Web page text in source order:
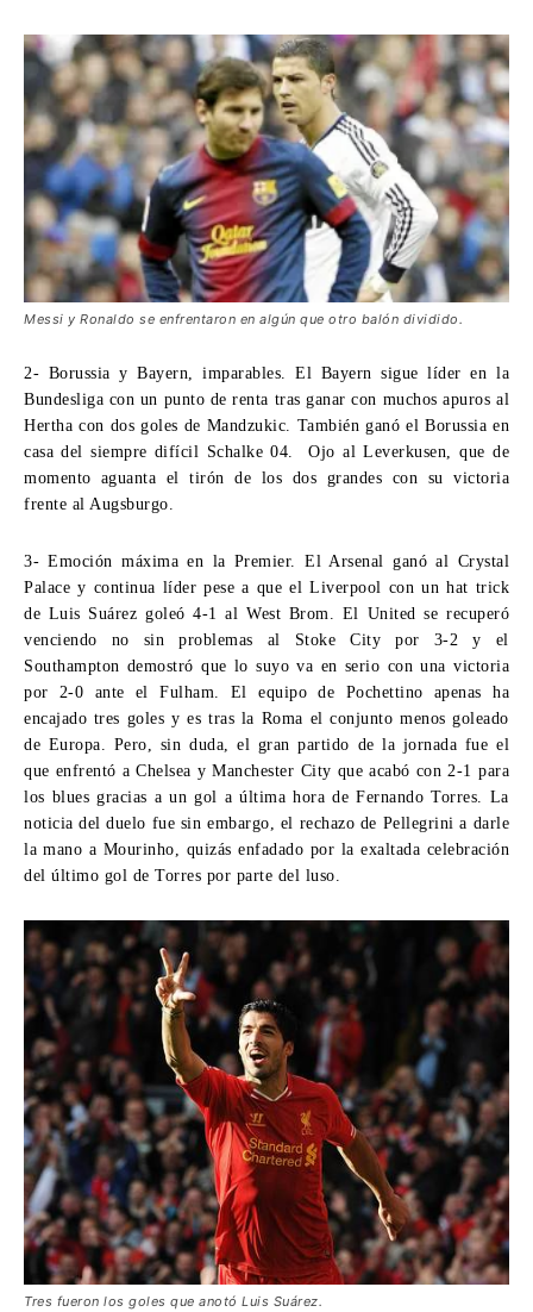
Messi y Ronaldo se enfrentaron en algún que otro balón dividido.
2- Borussia y Bayern, imparables. El Bayern sigue líder en la
Bundesliga con un punto de renta tras ganar con muchos apuros al
Hertha con dos goles de Mandzukic. También ganó el Borussia en
casa del siempre difícil Schalke 04. Ojo al Leverkusen, que de
momento aguanta el tirón de los dos grandes con su victoria
frente al Augsburgo.
3- Emoción máxima en la Premier. El Arsenal ganó al Crystal
Palace y continua líder pese a que el Liverpool con un hat trick
de Luis Suárez goleó 4-1 al West Brom. El United se recuperó
venciendo no sin problemas al Stoke City por 3-2 y el
Southampton demostró que lo suyo va en serio con una victoria
por 2-0 ante el Fulham. El equipo de Pochettino apenas ha
encajado tres goles y es tras la Roma el conjunto menos goleado
de Europa. Pero, sin duda, el gran partido de la jornada fue el
que enfrentó a Chelsea y Manchester City que acabó con 2-1 para
los blues gracias a un gol a última hora de Fernando Torres. La
noticia del duelo fue sin embargo, el rechazo de Pellegrini a darle
la mano a Mourinho, quizás enfadado por la exaltada celebración
del último gol de Torres por parte del luso.
Tres fueron los goles que anotó Luis Suárez.